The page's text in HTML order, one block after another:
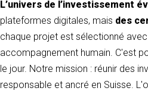
L’univers de l’investissement
plateformes digitales, mais des
chaque projet est sélectionné
accompagnement humain. C'est
le jour. Notre mission : réunir des
responsable et ancré en Suisse.